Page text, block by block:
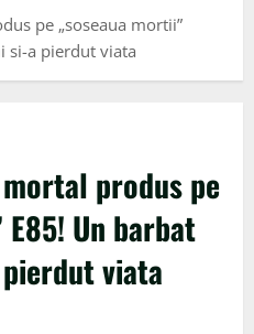
pe „soseaua mortii”
si-a pierdut viata
produs pe
Un barbat
viata